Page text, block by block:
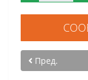
Пред.